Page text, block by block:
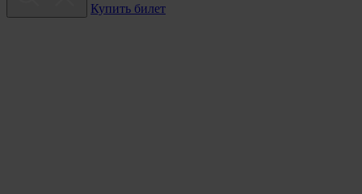
Купить билет